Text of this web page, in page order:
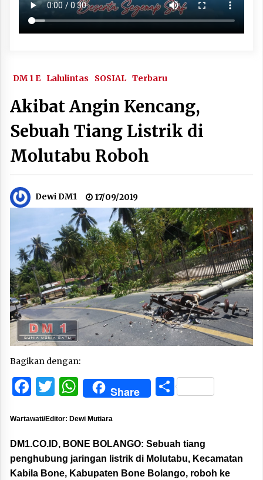
DM 1 E Lalulintas SOSIAL Terbaru
Akibat Angin Kencang,
Sebuah Tiang Listrik di
Molutabu Roboh
Dewi DM1 17/09/2019
Bagikan dengan:
Facebook
Twitter
WhatsApp
Share Share
Wartawati/Editor: Dewi Mutiara
DM1.CO.ID, BONE BOLANGO: Sebuah tiang
penghubung jaringan listrik di Molutabu, Kecamatan
Kabila Bone, Kabupaten Bone Bolango, roboh ke